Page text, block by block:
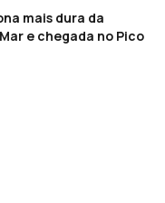
mais dura da
e chegada no Pico